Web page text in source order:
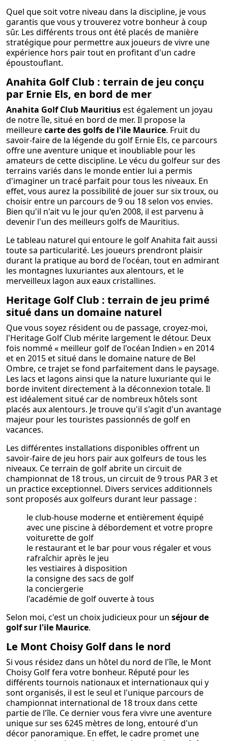
Quel que soit votre niveau dans la discipline, je vous
garantis que vous y trouverez votre bonheur à coup
sûr. Les différents trous ont été placés de manière
stratégique pour permettre aux joueurs de vivre une
expérience hors pair tout en profitant d'un cadre
époustouflant.
Anahita Golf Club : terrain de jeu conçu
par Ernie Els, en bord de mer
Anahita Golf Club Mauritiusest également un joyau
de notre île, situé en bord de mer. Il propose la
meilleurecarte des golfs de l'ile Maurice. Fruit du
savoir-faire de la légende du golf Ernie Els, ce parcours
offre une aventure unique et inoubliable pour les
amateurs de cette discipline. Le vécu du golfeur sur des
terrains variés dans le monde entier lui a permis
d'imaginer un tracé parfait pour tous les niveaux. En
effet, vous aurez la possibilité de jouer sur six troux, ou
choisir entre un parcours de 9 ou 18 selon vos envies.
Bien qu'il n'ait vu le jour qu'en 2008, il est parvenu à
devenir l'un des meilleurs golfs de Mauritius.
Le tableau naturel qui entoure le golf Anahita fait aussi
toute sa particularité. Les joueurs prendront plaisir
durant la pratique au bord de l'océan, tout en admirant
les montagnes luxuriantes aux alentours, et le
merveilleux lagon aux eaux cristallines.
Heritage Golf Club : terrain de jeu primé
situé dans un domaine naturel
Que vous soyez résident ou de passage, croyez-moi,
l'Heritage Golf Club mérite largement le détour. Deux
fois nommé « meilleur golf de l'océan Indien» en 2014
et en 2015 et situé dans le domaine nature de Bel
Ombre, ce trajet se fond parfaitement dans le paysage.
Les lacs et lagons ainsi que la nature luxuriante qui le
borde invitent directement à la déconnexion totale. Il
est idéalement situé car de nombreux hôtels sont
placés aux alentours. Je trouve qu'il s'agit d'un avantage
majeur pour les touristes passionnés de golf en
vacances.
Les différentes installations disponibles offrent un
savoir-faire de jeu hors pair aux golfeurs de tous les
niveaux. Ce terrain de golf abrite un circuit de
championnat de 18 trous, un circuit de 9 trous PAR 3 et
un practice exceptionnel. Divers services additionnels
sont proposés aux golfeurs durant leur passage :
le club-house moderne et entièrement équipé
avec une piscine à débordement et votre propre
voiturette de golf
le restaurant et le bar pour vous régaler et vous
rafraîchir après le jeu
les vestiaires à disposition
la consigne des sacs de golf
la conciergerie
l'académie de golf ouverte à tous
Selon moi, c'est un choix judicieux pour un séjour de
golf sur l'ile Maurice.
Le Mont Choisy Golf dans le nord
Si vous résidez dans un hôtel du nord de l'île, le Mont
Choisy Golf fera votre bonheur. Réputé pour les
différents tournois nationaux et internationaux qui y
sont organisés, il est le seul et l'unique parcours de
championnat international de 18 troux dans cette
partie de l'île. Ce dernier vous fera vivre une aventure
unique sur ses 6245 mètres de long, entouré d'un
décor panoramique. En effet, le cadre promet une